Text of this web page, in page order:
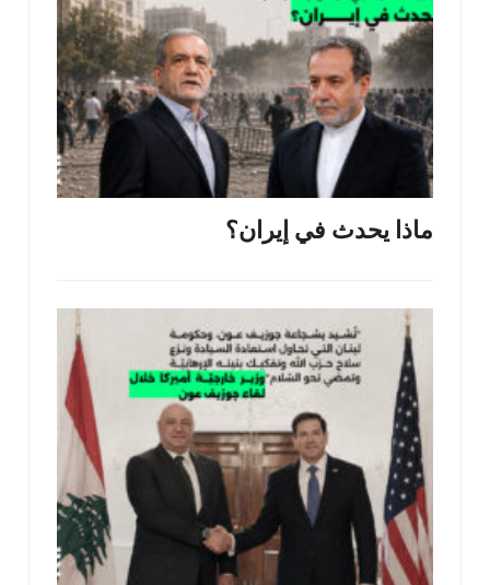
ماذا يحدث في إيران؟